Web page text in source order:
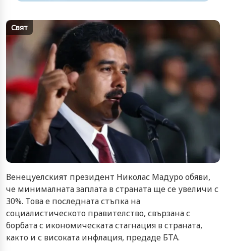
Свят
Венецуелският президент Николас Мадуро обяви,
че минималната заплата в страната ще се увеличи с
30%. Това е последната стъпка на
социалистическото правителство, свързана с
борбата с икономическата стагнация в страната,
както и с високата инфлация, предаде БТА.